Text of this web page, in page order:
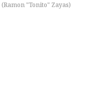
(Ramon "Tonito" Zayas)